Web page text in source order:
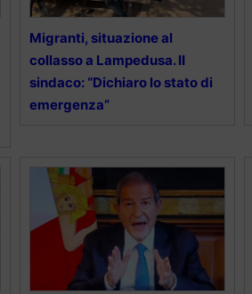
Migranti, situazione al
collasso a Lampedusa. II
sindaco: “Dichiaro lo stato di
emergenza”